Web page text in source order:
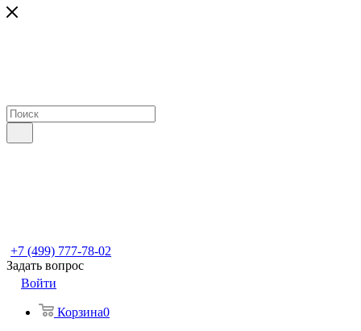
+7 (499) 777-78-02
Задать вопрос
Войти
Корзина0